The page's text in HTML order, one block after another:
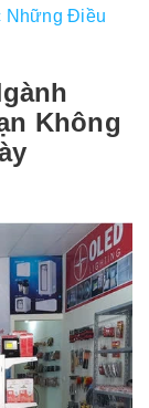
Những Điều
Không